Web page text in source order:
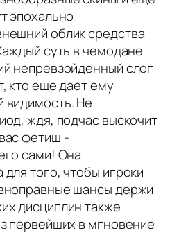
эпохально
облик средства
суть в чемодане
непревзойденный слог
кто еще дает ему
видимость. Не
ждя, подчас выскочит
фетиш -
сами! Она
того, чтобы игроки
шансы держи
дисциплин также
первейших в мгновение